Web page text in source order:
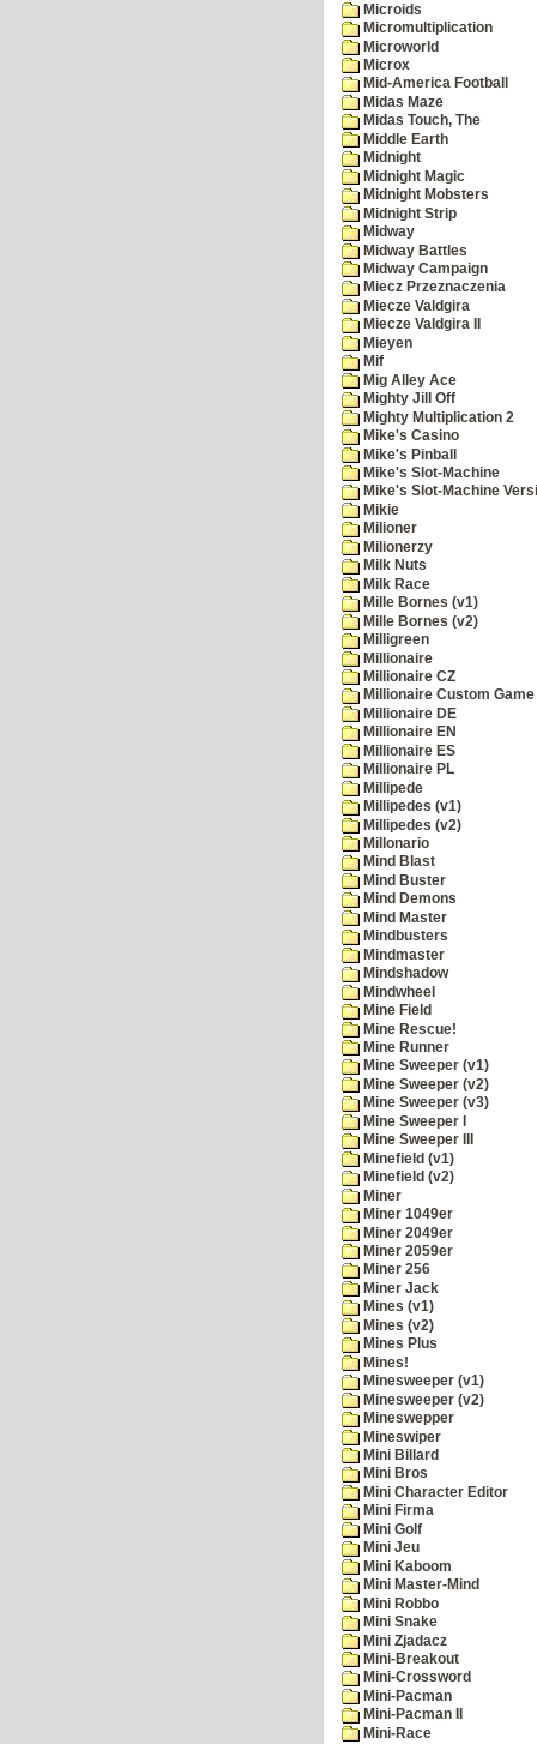
Microids
Micromultiplication
Microworld
Microx
Mid-America Football
Midas Maze
Midas Touch, The
Middle Earth
Midnight
Midnight Magic
Midnight Mobsters
Midnight Strip
Midway
Midway Battles
Midway Campaign
Miecz Przeznaczenia
Miecze Valdgira
Miecze Valdgira II
Mieyen
Mif
Mig Alley Ace
Mighty Jill Off
Mighty Multiplication 2
Mike's Casino
Mike's Pinball
Mike's Slot-Machine
Mike's Slot-Machine
Mikie
Milioner
Milionerzy
Milk Nuts
Milk Race
Mille Bornes (v1)
Mille Bornes (v2)
Milligreen
Millionaire
Millionaire CZ
Millionaire Custom
Millionaire DE
Millionaire EN
Millionaire ES
Millionaire PL
Millipede
Millipedes (v1)
Millipedes (v2)
Millonario
Mind Blast
Mind Buster
Mind Demons
Mind Master
Mindbusters
Mindmaster
Mindshadow
Mindwheel
Mine Field
Mine Rescue!
Mine Runner
Mine Sweeper (v1)
Mine Sweeper (v2)
Mine Sweeper (v3)
Mine Sweeper I
Mine Sweeper III
Minefield (v1)
Minefield (v2)
Miner
Miner 1049er
Miner 2049er
Miner 2059er
Miner 256
Miner Jack
Mines (v1)
Mines (v2)
Mines Plus
Mines!
Minesweeper (v1)
Minesweeper (v2)
Mineswepper
Mineswiper
Mini Billard
Mini Bros
Mini Character Editor
Mini Firma
Mini Golf
Mini Jeu
Mini Kaboom
Mini Master-Mind
Mini Robbo
Mini Snake
Mini Zjadacz
Mini-Breakout
Mini-Crossword
Mini-Pacman
Mini-Pacman II
Mini-Race